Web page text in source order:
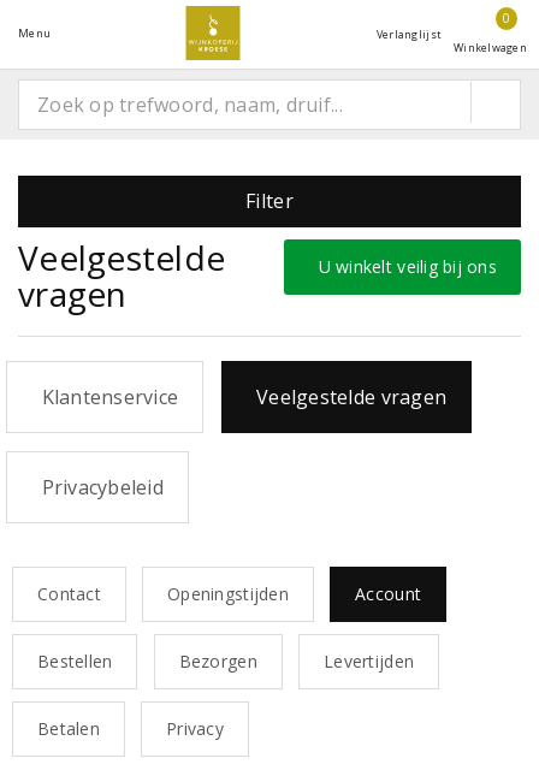
Menu Verlanglijst
0
Winkelwagen
Filter
U winkelt veilig bij ons
Veelgestelde
vragen
Klantenservice Veelgestelde vragen
Privacybeleid
Contact Openingstijden Account
Bestellen Bezorgen Levertijden
Betalen Privacy